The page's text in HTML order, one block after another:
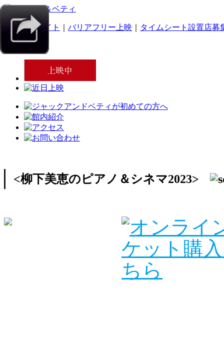
スマホサイト バリアフリー上映 タイムシート設置店募
<柳下美恵のピアノ＆シネマ2023>